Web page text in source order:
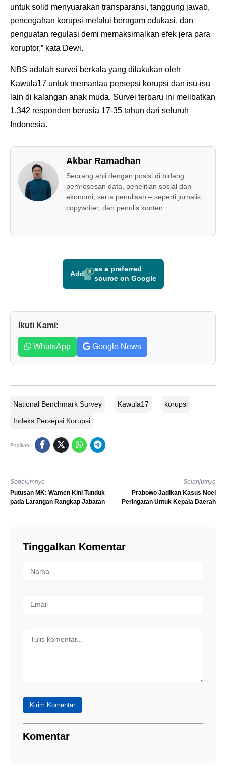
untuk solid menyuarakan transparansi, tanggung jawab,
pencegahan korupsi melalui beragam edukasi, dan
penguatan regulasi demi memaksimalkan efek jera para
koruptor,” kata Dewi.
NBS adalah survei berkala yang dilakukan oleh
Kawula17 untuk memantau persepsi korupsi dan isu-isu
lain di kalangan anak muda. Survei terbaru ini melibatkan
1.342 responden berusia 17-35 tahun dari seluruh
Indonesia.
Akbar Ramadhan
Seorang ahli dengan posisi di bidang
pemrosesan data, penelitian sosial dan
ekonomi, serta penulisan – seperti jurnalis,
copywriter, dan penulis konten.
Add
as a preferred
source on Google
Ikuti Kami:
WhatsApp Google News
National Benchmark Survey Kawula17 korupsi
Indeks Persepsi Korupsi
Bagikan:
Sebelumnya
Putusan MK: Wamen Kini Tunduk
pada Larangan Rangkap Jabatan
Selanjutnya
Prabowo Jadikan Kasus Noel
Peringatan Untuk Kepala Daerah
Tinggalkan Komentar
Kirim Komentar
Komentar